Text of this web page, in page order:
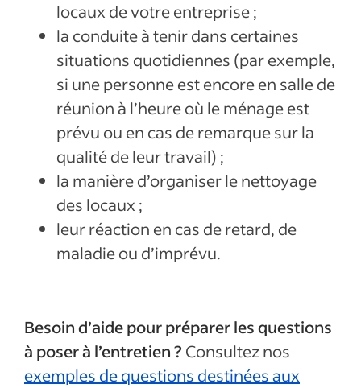
locaux de votre entreprise ;
la conduite à tenir dans certaines
situations quotidiennes (par exemple,
si une personne est encore en salle de
réunion à l’heure où le ménage est
prévu ou en cas de remarque sur la
qualité de leur travail) ;
la manière d’organiser le nettoyage
des locaux ;
leur réaction en cas de retard, de
maladie ou d’imprévu.
Besoin d’aide pour préparer les questions
à poser à l’entretien ? Consultez nos
exemples de questions destinées aux